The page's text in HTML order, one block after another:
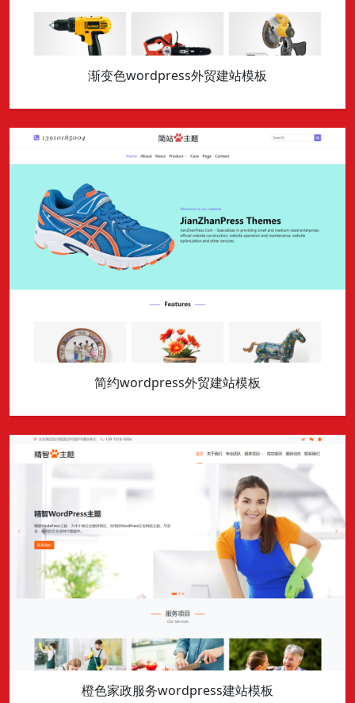
渐变色wordpress外贸建站模板
简约wordpress外贸建站模板
橙色家政服务wordpress建站模板